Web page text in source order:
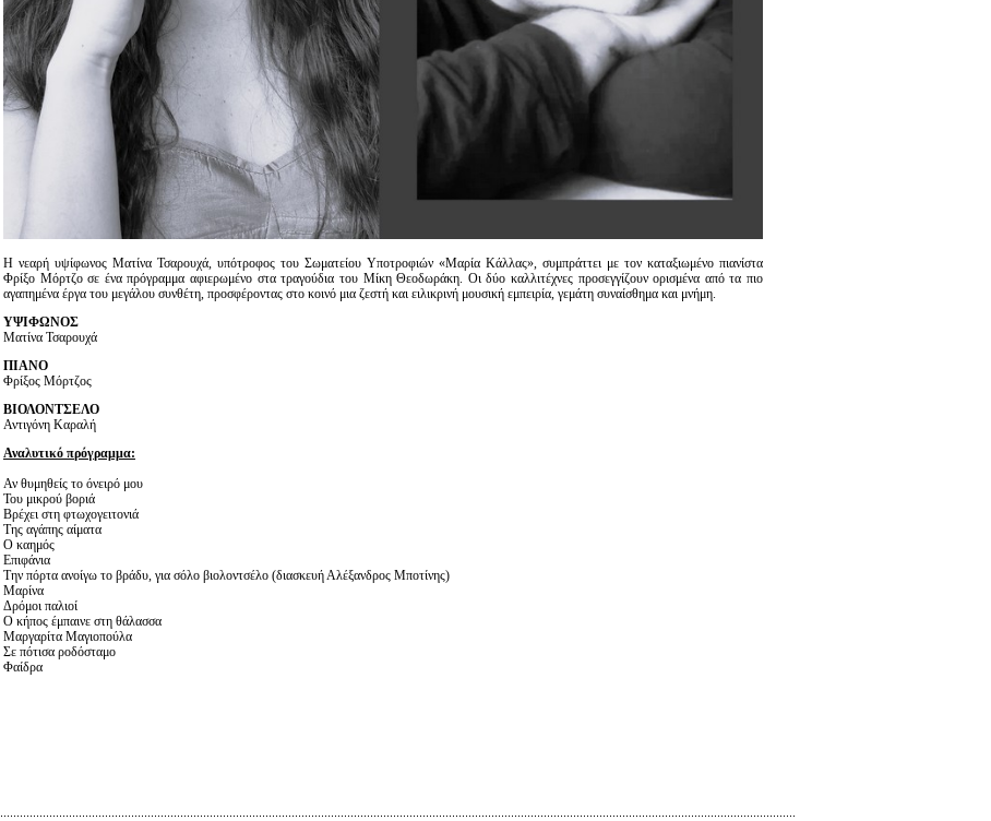
Η νεαρή υψίφωνος Ματίνα Τσαρουχά, υπότροφος του Σωματείου Υποτροφιών «Μαρία Κάλλας», συμπράττει με τον καταξιωμένο πιανίστα
Φρίξο Μόρτζο σε ένα πρόγραμμα αφιερωμένο στα τραγούδια του Μίκη Θεοδωράκη. Οι δύο καλλιτέχνες προσεγγίζουν ορισμένα από τα πιο
αγαπημένα έργα του μεγάλου συνθέτη, προσφέροντας στο κοινό μια ζεστή και ειλικρινή μουσική εμπειρία, γεμάτη συναίσθημα και μνήμη.
ΥΨΙΦΩΝΟΣ
Ματίνα Τσαρουχά
ΠΙΑΝΟ
Φρίξος Μόρτζος
ΒΙΟΛΟΝΤΣΕΛΟ
Αντιγόνη Καραλή
Αναλυτικό πρόγραμμα:
Αν θυμηθείς το όνειρό μου
Του μικρού βοριά
Βρέχει στη φτωχογειτονιά
Της αγάπης αίματα
Ο καημός
Επιφάνια
Την πόρτα ανοίγω το βράδυ, για σόλο βιολοντσέλο (διασκευή Αλέξανδρος Μποτίνης)
Μαρίνα
Δρόμοι παλιοί
Ο κήπος έμπαινε στη θάλασσα
Μαργαρίτα Μαγιοπούλα
Σε πότισα ροδόσταμο
Φαίδρα